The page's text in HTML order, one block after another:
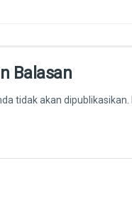
Balasan
tidak akan dipublikasikan.